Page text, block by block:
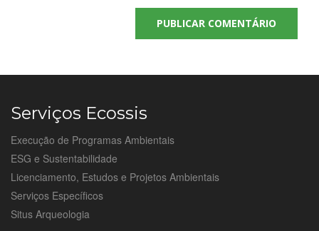
Serviços Ecossis
Execução de Programas Ambientais
ESG e Sustentabilidade
Licenciamento, Estudos e Projetos Ambientais
Serviços Específicos
Situs Arqueologia